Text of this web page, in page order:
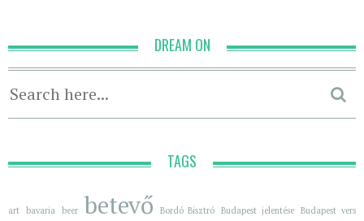
DREAM ON
TAGS
art bavaria beer betevő Bordó Bisztró Budapest jelentése Budapest vers